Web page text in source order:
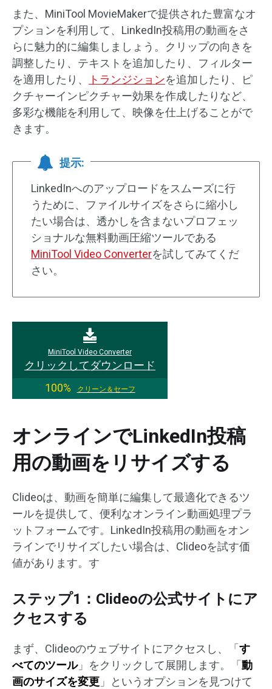
また、MiniTool MovieMakerで提供された豊富なオ
プションを利用して、LinkedIn投稿用の動画をさ
らに魅力的に編集しましょう。クリップの向きを
調整したり、テキストを追加したり、フィルター
を適用したり、
トランジションを追加したり、ピ
クチャーインピクチャー効果を作成したりなど、
多彩な機能を利用して、映像を仕上げることがで
きます。
提示:
LinkedInへのアップロードをスムーズに行
うために、ファイルサイズをさらに縮小し
たい場合は、透かしを含まないプロフェッ
ショナルな無料動画圧縮ツールである
MiniTool Video Converterを試してみてくだ
さい。
MiniTool Video Converter
クリックしてダウンロード
100%
クリーン＆セーフ
オンラインでLinkedIn投稿
用の動画をリサイズする
Clideoは、動画を簡単に編集して最適化できるツ
ールを提供して、便利なオンライン動画処理プラ
ットフォームです。LinkedIn投稿用の動画をオン
ラインでリサイズしたい場合は、Clideoを試す価
値があります。す
ステップ1：Clideoの公式サイトにア
クセスする
まず、Clideoのウェブサイトにアクセスし、「 す
べてのツール」をクリックして展開します。「 動
画のサイズを変更 」というオプションを見つけて